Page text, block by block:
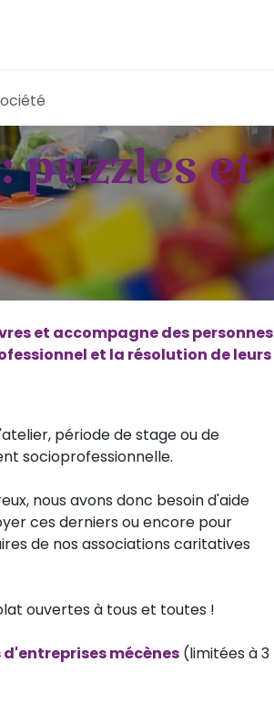
puzzles et
et accompagne des personnes
et la résolution de leurs
période de stage ou de
socioprofessionnelle.
nous avons donc besoin d'aide
ces derniers ou encore pour
de nos associations caritatives
ouvertes à tous et toutes !
mécènes (limitées à 3